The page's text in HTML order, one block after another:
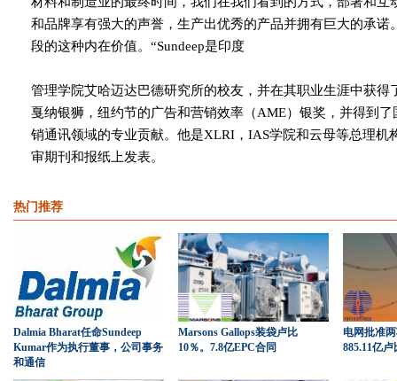
和品牌享有强大的声誉，生产出优秀的产品并拥有巨大的承
段的这种内在价值。“Sundeep是印度
管理学院艾哈迈达巴德研究所的校友，并在其职业生涯中获
戛纳银狮，纽约节的广告和营销效率（AME）银奖，并得到
销通讯领域的专业贡献。他是XLRI，IAS学院和云母等总理机
审期刊和报纸上发表。
热门推荐
Dalmia Bharat任命Sundeep
Kumar作为执行董事，公司事务
和通信
Marsons Gallops装袋卢比
10％。7.8亿EPC合同
电网批准
885.11亿卢